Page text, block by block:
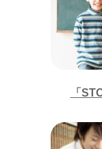
「